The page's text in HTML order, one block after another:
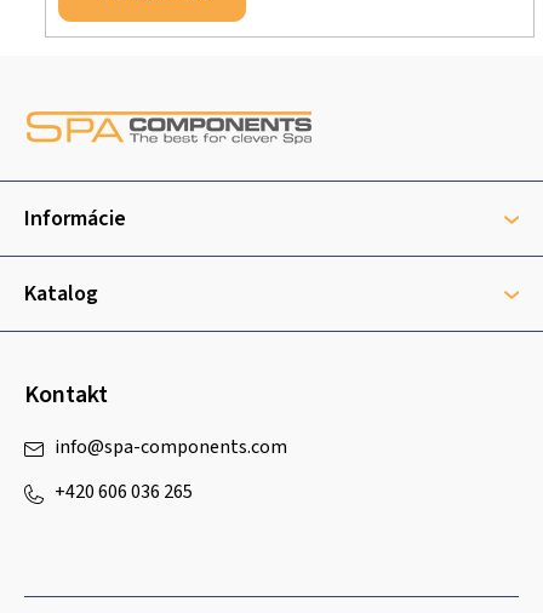
ä
i
Informácie
Katalog
Kontakt
info@spa-components.com
+420 606 036 265